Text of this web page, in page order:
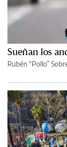
Sueñan los
Rubén “Pollo”